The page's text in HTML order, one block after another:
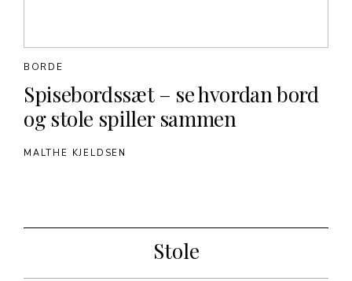
Spisebordssæt – se hvordan bord
og stole spiller sammen
BORDE
MALTHE KJELDSEN
Stole